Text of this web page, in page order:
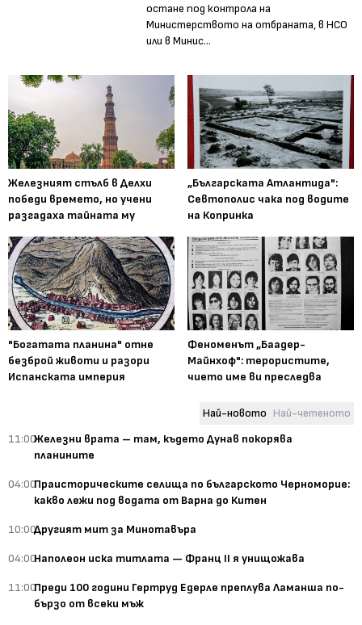
остане под контрола на
Министерството на отбраната, в НСО
или в Минис...
Железният стълб в Делхи
победи времето, но учени
разгадаха тайната му
„Българската Атлантида":
Севтополис чака под водите
на Копринка
"Богатата планина" отне
безброй животи и разори
Испанската империя
Феноменът „Баадер-
Майнхоф": терористите,
чието име ви преследва
Най-новото Най-четеното
11:00Железни врата – там, където Дунав покорява
планините
04:00Праисторическите селища по българското Черноморие:
какво лежи под водата от Варна до Китен
10:00Другият мит за Минотавъра
04:00Наполеон иска титлата — Франц II я унищожава
11:00Преди 100 години Гертруд Едерле преплува Ламанша по-
бързо от всеки мъж